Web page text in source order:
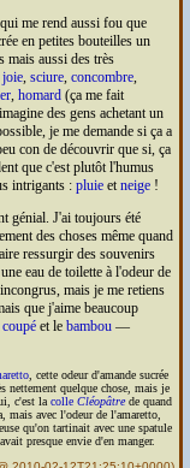
me rend aussi fou que
en petites bouteilles un
mais aussi des très
, sciure, concombre,
, homard(ça me fait
des gens achetant un
je me demande si ça a
con de découvrir que si, ça
que c'est plutôt l'humus
intrigants : pluieet neige!
génial. J'ai toujours été
des choses même quand
ressurgir des souvenirs
eau de toilette à l'odeur de
mais je me retiens
que j'aime beaucoup
et le bambou —
, cette odeur d'amande sucrée
nettement quelque chose, mais je
c'est la colle Cléopâtrede quand
avec l'odeur de l'amaretto,
qu'on tartinait avec une spatule
presque envie d'en manger.